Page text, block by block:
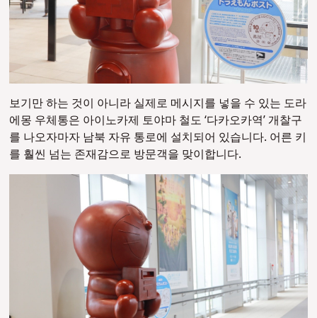
보기만 하는 것이 아니라 실제로 메시지를 넣을 수 있는 도라
에몽 우체통은 아이노카제 토야마 철도 ‘다카오카역’ 개찰구
를 나오자마자 남북 자유 통로에 설치되어 있습니다. 어른 키
를 훨씬 넘는 존재감으로 방문객을 맞이합니다.